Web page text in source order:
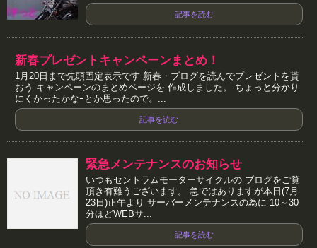
記事を読む
新春プレゼントキャンペーンまとめ！
1月20日まで先頭固定表示です 新春・ブログを読んでプレゼントを貰
おう キャンペーンのまとめページを 作成しました。 ちょっと分かり
にくかったかなｰとか思ったので。...
記事を読む
緊急メンテナンスのお知らせ
いつもセントラムモーターサイクルの ブログをご覧
頂き有難うございます。 急ではありますが本日(7月
23日)正午より サーバーメンテナンスの為に 10～30
分ほどWEBサ...
記事を読む